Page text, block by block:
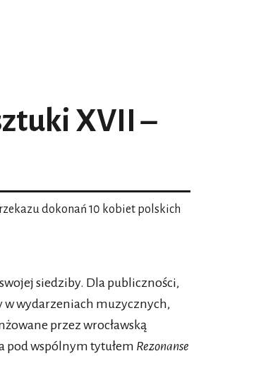
XVII –
dokonań 10 kobiet polskich
siedziby. Dla publiczności,
w wydarzeniach muzycznych,
przez wrocławską
pod wspólnym tytułem Rezonanse